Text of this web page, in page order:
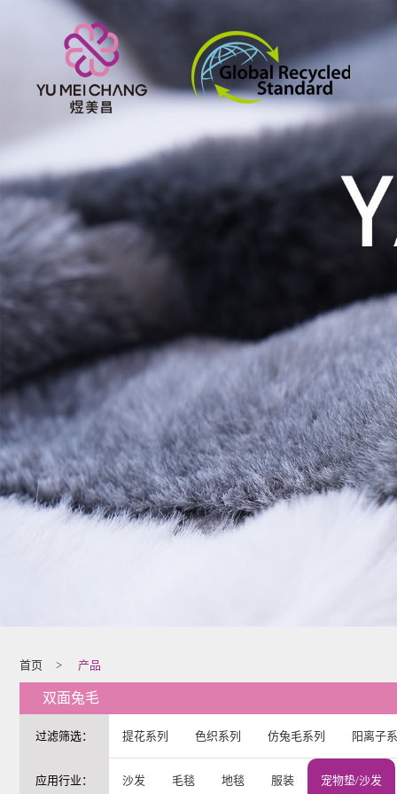
首页 > 产品
双面兔毛
过滤筛选： 提花系列 色织系列 仿兔毛系列 阳离子
应用行业： 沙发 毛毯 地毯 服装 宠物垫/沙发